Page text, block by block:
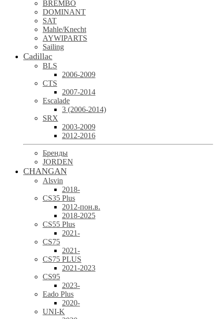
BREMBO
DOMINANT
SAT
Mahle/Knecht
AYWIPARTS
Sailing
Cadillac
BLS
2006-2009
CTS
2007-2014
Escalade
3 (2006-2014)
SRX
2003-2009
2012-2016
Бренды
JORDEN
CHANGAN
Alsvin
2018-
CS35 Plus
2012-пон.в.
2018-2025
CS55 Plus
2021-
CS75
2021-
CS75 PLUS
2021-2023
CS95
2023-
Eado Plus
2020-
UNI-K